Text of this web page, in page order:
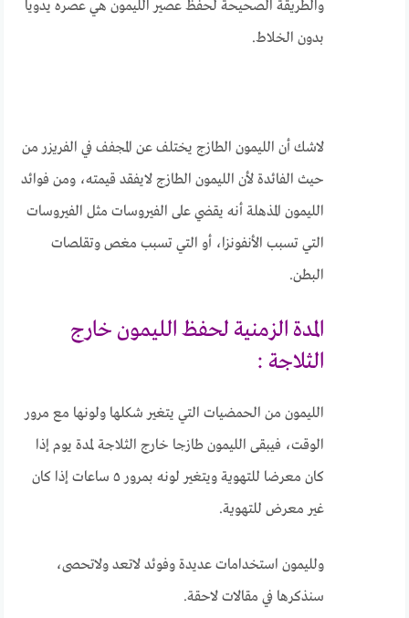
والطريقة الصحيحة لحفظ عصير الليمون هي عصره يدويا
بدون الخلاط.
لاشك أن الليمون الطازج يختلف عن المجفف في الفريزر من
حيث الفائدة لأن الليمون الطازج لايفقد قيمته، ومن فوائد
الليمون المذهلة أنه يقضي على الفيروسات مثل الفيروسات
التي تسبب الأنفونزا، أو التي تسبب مغص وتقلصات
البطن.
المدة الزمنية لحفظ الليمون خارج
الثلاجة :
الليمون من الحمضيات التي يتغير شكلها ولونها مع مرور
الوقت، فيبقى الليمون طازجا خارج الثلاجة لمدة يوم إذا
كان معرضا للتهوية ويتغير لونه بمرور ٥ ساعات إذا كان
غير معرض للتهوية.
ولليمون استخدامات عديدة وفوئد لاتعد ولاتحصى،
سنذكرها في مقالات لاحقة.